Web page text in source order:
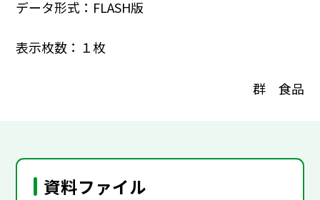
データ形式：FLASH版
表示枚数：１枚
群 食品
資料ファイル